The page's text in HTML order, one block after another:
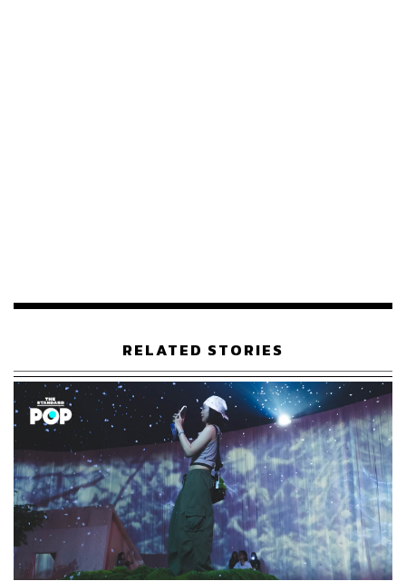
TAGS: ดนตรี รัฐ พิฆาตไพรี (Tattoo Colour)
เพลง
THEM
Tattoo Colour Smallroom
137
RELATED STORIES